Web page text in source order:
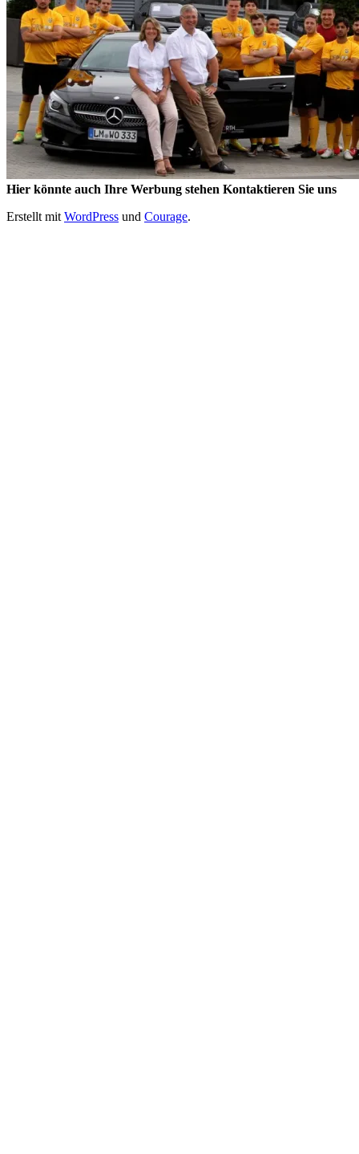
Hier könnte auch Ihre Werbung stehen Kontaktieren Sie uns
Erstellt mit WordPress und Courage.